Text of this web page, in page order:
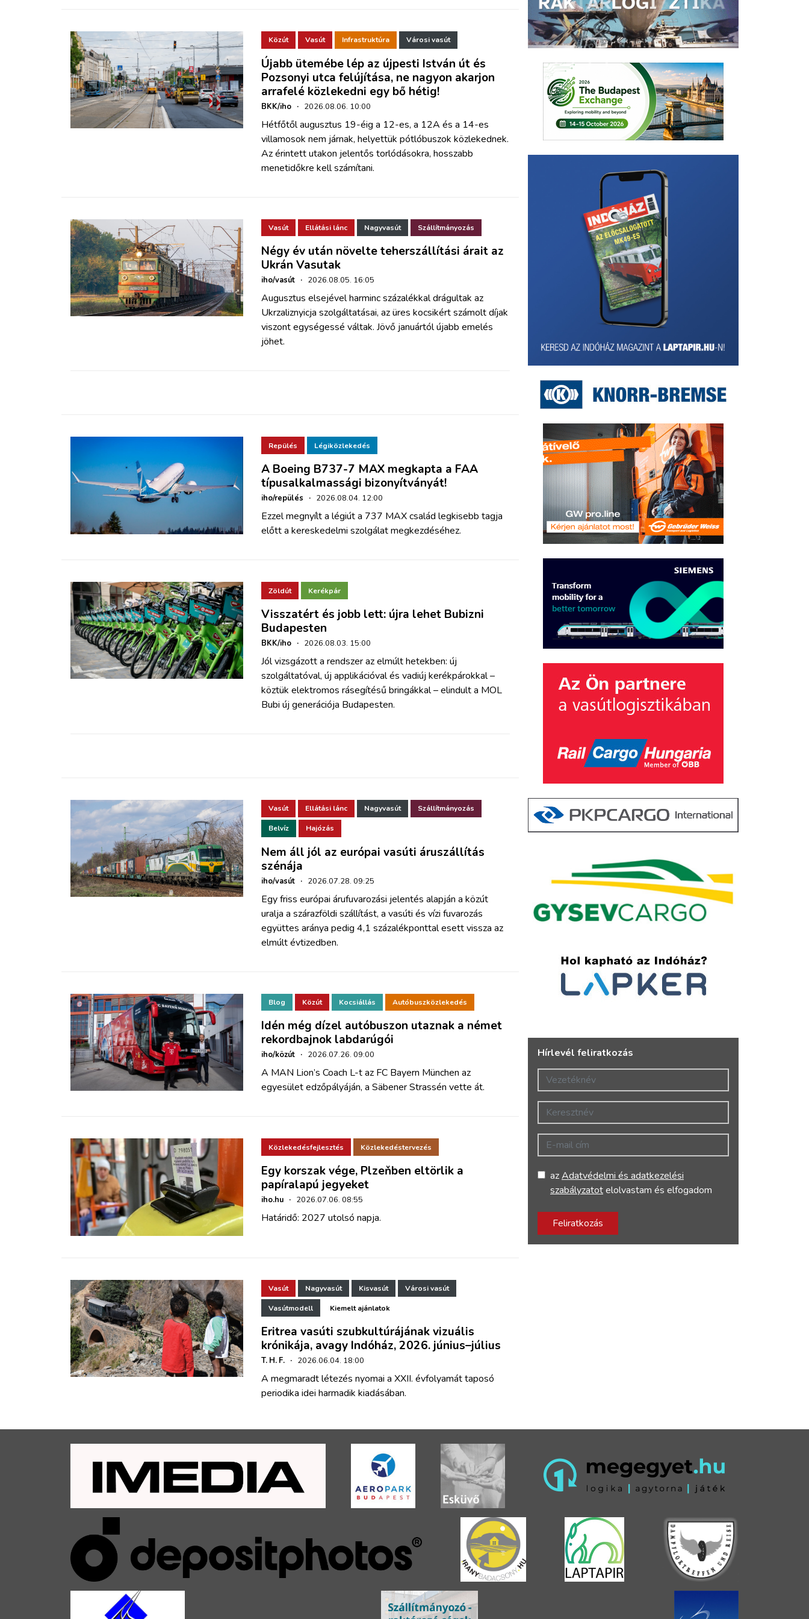
Közút Vasút Infrastruktúra Városi vasút
Újabb ütemébe lép az újpesti István út és
Pozsonyi utca felújítása, ne nagyon akarjon
arrafelé közlekedni egy bő hétig!
BKK/iho · 2026.08.06. 10:00
Hétfőtől augusztus 19-éig a 12-es, a 12A és a 14-es
villamosok nem járnak, helyettük pótlóbuszok közlekednek.
Az érintett utakon jelentős torlódásokra, hosszabb
menetidőkre kell számítani.
Vasút Ellátási lánc Nagyvasút Szállítmányozás
Négy év után növelte teherszállítási árait az
Ukrán Vasutak
iho/vasút · 2026.08.05. 16:05
Augusztus elsejével harminc százalékkal drágultak az
Ukrzaliznyicja szolgáltatásai, az üres kocsikért számolt díjak
viszont egységessé váltak. Jövő januártól újabb emelés
jöhet.
Repülés Légiközlekedés
A Boeing B737-7 MAX megkapta a FAA
típusalkalmassági bizonyítványát!
iho/repülés · 2026.08.04. 12:00
Ezzel megnyílt a légiút a 737 MAX család legkisebb tagja
előtt a kereskedelmi szolgálat megkezdéséhez.
Zöldút Kerékpár
Visszatért és jobb lett: újra lehet Bubizni
Budapesten
BKK/iho · 2026.08.03. 15:00
Jól vizsgázott a rendszer az elmúlt hetekben: új
szolgáltatóval, új applikációval és vadiúj kerékpárokkal –
köztük elektromos rásegítésű bringákkal – elindult a MOL
Bubi új generációja Budapesten.
Vasút Ellátási lánc Nagyvasút Szállítmányozás
Belvíz Hajózás
Nem áll jól az európai vasúti áruszállítás
szénája
iho/vasút · 2026.07.28. 09:25
Egy friss európai árufuvarozási jelentés alapján a közút
uralja a szárazföldi szállítást, a vasúti és vízi fuvarozás
együttes aránya pedig 4,1 százalékponttal esett vissza az
elmúlt évtizedben.
Blog Közút Kocsiállás Autóbuszközlekedés
Idén még dízel autóbuszon utaznak a német
rekordbajnok labdarúgói
iho/közút · 2026.07.26. 09:00
A MAN Lion’s Coach L-t az FC Bayern München az
egyesület edzőpályáján, a Säbener Strassén vette át.
Közlekedésfejlesztés Közlekedéstervezés
Egy korszak vége, Plzeňben eltörlik a
papíralapú jegyeket
iho.hu · 2026.07.06. 08:55
Határidő: 2027 utolsó napja.
Vasút Nagyvasút Kisvasút Városi vasút
Vasútmodell Kiemelt ajánlatok
Eritrea vasúti szubkultúrájának vizuális
krónikája, avagy Indóház, 2026. június–július
T. H. F. · 2026.06.04. 18:00
A megmaradt létezés nyomai a XXII. évfolyamát taposó
periodika idei harmadik kiadásában.
Hírlevél feliratkozás
Vezetéknév
Keresztnév
E-mail cím
azAdatvédelmi és adatkezelési
szabályzatotelolvastam és elfogadom
Feliratkozás